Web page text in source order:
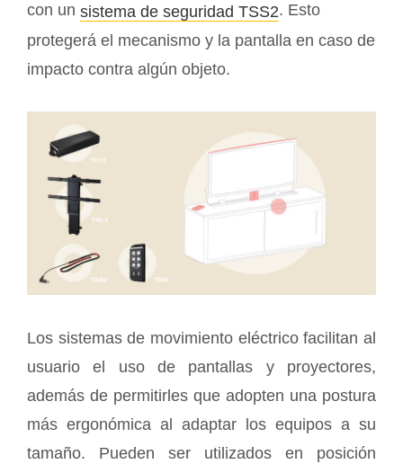
con un sistema de seguridad TSS2. Esto
protegerá el mecanismo y la pantalla en caso de
impacto contra algún objeto.
Los sistemas de movimiento eléctrico facilitan al
usuario el uso de pantallas y proyectores,
además de permitirles que adopten una postura
más ergonómica al adaptar los equipos a su
tamaño. Pueden ser utilizados en posición